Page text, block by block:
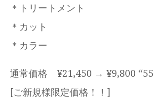
＊トリートメント
＊カット
＊カラー
通常価格 ¥21,450 → ¥9,800
[ご新規様限定価格！！]